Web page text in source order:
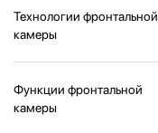
Технологии фронтальной
камеры
Функции фронтальной
камеры